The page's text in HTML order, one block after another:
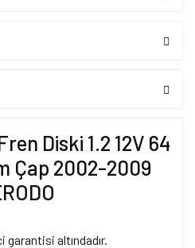
Diski 1.2 12V 64
Çap 2002-2009
altındadır.